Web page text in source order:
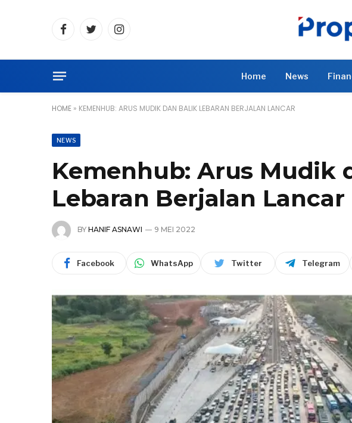
FacebookTwitterInstagram
Home News
HOME » KEMENHUB: ARUS MUDIK DAN BALIK LEBARAN BERJALAN LANCAR
NEWS
Kemenhub: Arus Mudik
Lebaran Berjalan Lancar
BY HANIF ASNAWI 9 MEI 2022
Facebook WhatsApp Twitter Telegram